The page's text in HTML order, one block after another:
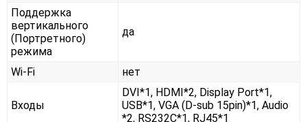
Поддержка
вертикального
(Портретного)
режима
да
Wi-Fi нет
Входы
DVI*1, HDMI*2, Display Port*1,
USB*1, VGA (D-sub 15pin)*1, Audio
*2, RS232С*1, RJ45*1